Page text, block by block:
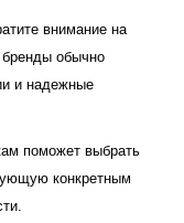
внимание на
обычно
и надежные
поможет выбрать
конкретным